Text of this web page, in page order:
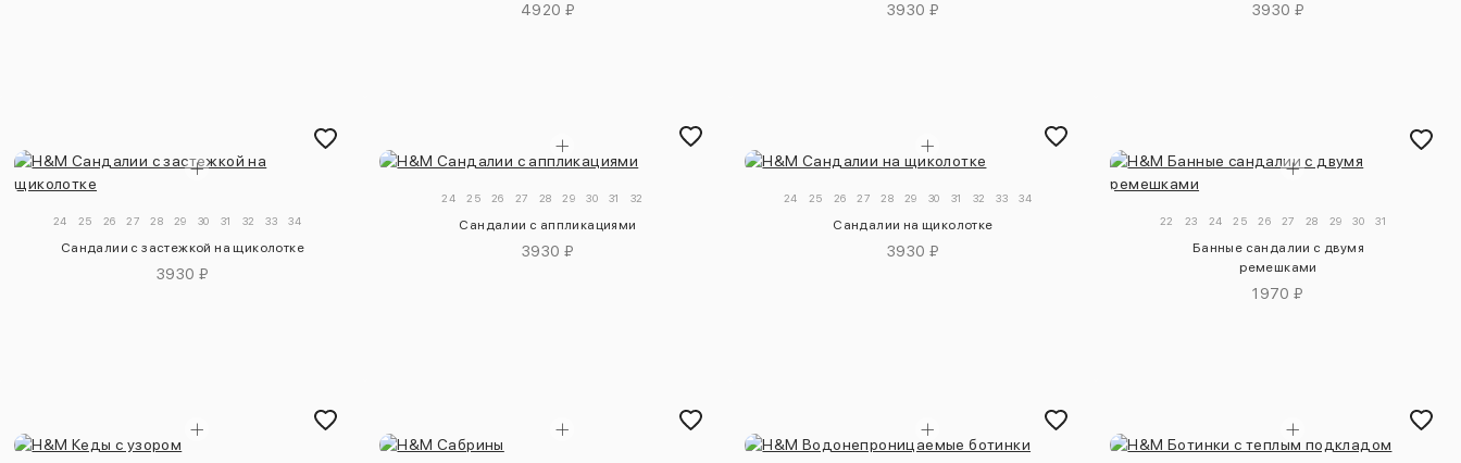
4920 ₽ 3930 ₽ 3930 ₽
24 25 26 27 28 29 30 31 32 33 34
Сандалии с застежкой на щиколотке
3930 ₽
24 25 26 27 28 29 30 31 32
Сандалии с аппликациями
3930 ₽
24 25 26 27 28 29 30 31 32 33 34
Сандалии на щиколотке
3930 ₽
22 23 24 25 26 27 28 29 30 31
Банные сандалии с двумя
ремешками
1970 ₽